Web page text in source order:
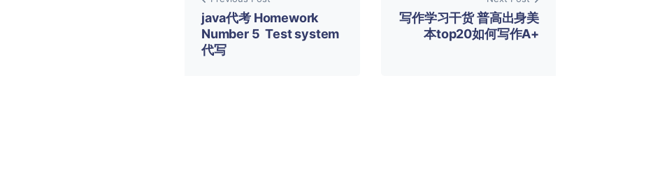
java代考 Homework
Number 5 Test system
代写
写作学习干货 普高出身美
本top20如何写作A+